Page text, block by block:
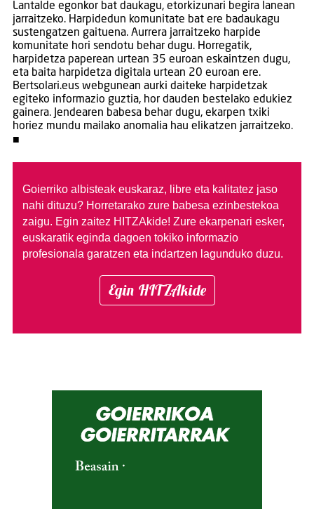
Lantalde egonkor bat daukagu, etorkizunari begira lanean
jarraitzeko. Harpidedun komunitate bat ere badaukagu
sustengatzen gaituena. Aurrera jarraitzeko harpide
komunitate hori sendotu behar dugu. Horregatik,
harpidetza paperean urtean 35 euroan eskaintzen dugu,
eta baita harpidetza digitala urtean 20 euroan ere.
Bertsolari.eus webgunean aurki daiteke harpidetzak
egiteko informazio guztia, hor dauden bestelako edukiez
gainera. Jendearen babesa behar dugu, ekarpen txiki
horiez mundu mailako anomalia hau elikatzen jarraitzeko.
■
Goierriko albisteak euskaraz, libre eta kalitatez jaso
nahi dituzu? Horretarako zure babesa ezinbestekoa
zaigu. Egin zaitez HITZAkide! Zure ekarpenari esker,
euskaratik eginda dagoen tokiko informazio
profesionala garatzen eta indartzen lagunduko duzu.
Egin HITZAkide